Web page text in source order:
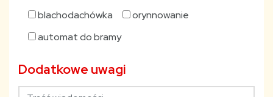
blachodachówka
orynnowanie
automat do bramy
Dodatkowe uwagi